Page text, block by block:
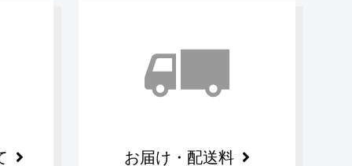
お届け・配送料